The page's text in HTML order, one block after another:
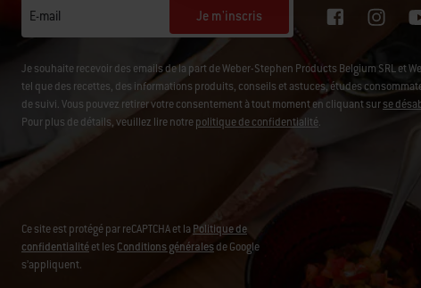
E-mail Je m'inscris
Je souhaite recevoir des emails de la part de Weber-Stephen Products Belgium SRL et
tel que des recettes, des informations produits, conseils et astuces, études
de suivi. Vous pouvez retirer votre consentement à tout moment en cliquant surse
Pour plus de détails, veuillez lire notrepolitique de confidentialité.
Ce site est protégé par reCAPTCHA et laPolitique de
confidentialitéet les Conditions généralesde Google
s’appliquent.